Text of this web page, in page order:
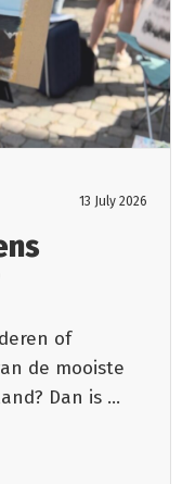
13 July 2026
of
de mooiste
Dan is ...